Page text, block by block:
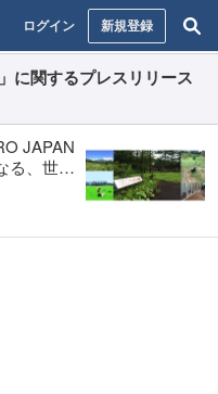
ログイン 新規登録
に関するプレスリリース
JAPAN
る、世界
の施設
ン！